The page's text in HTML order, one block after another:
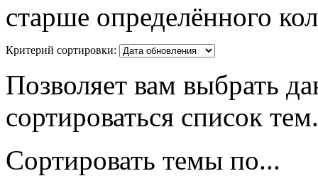
старше определённого
Критерий сортировки:
Позволяет вам выбрать
сортироваться список тем.
Сортировать темы по...